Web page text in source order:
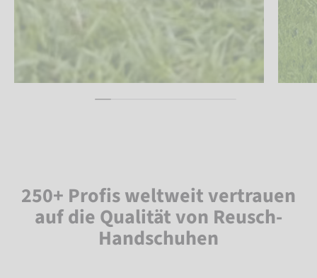
250+ Profis weltweit vertrauen
auf die Qualität von Reusch-
Handschuhen